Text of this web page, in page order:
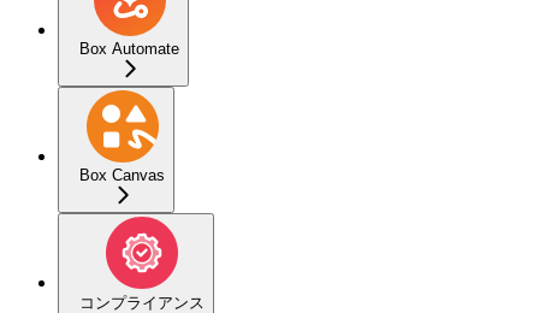
Box Automate
Box Canvas
コンプライアンス